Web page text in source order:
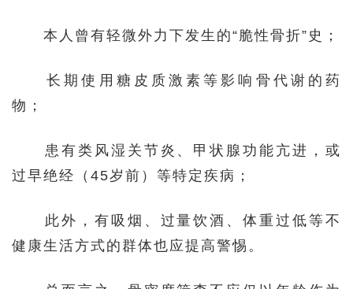
本人曾有轻微外力下发生的“脆性骨折”史；
长期使用糖皮质激素等影响骨代谢的药
物；
患有类风湿关节炎、甲状腺功能亢进，或
过早绝经（45岁前）等特定疾病；
此外，有吸烟、过量饮酒、体重过低等不
健康生活方式的群体也应提高警惕。